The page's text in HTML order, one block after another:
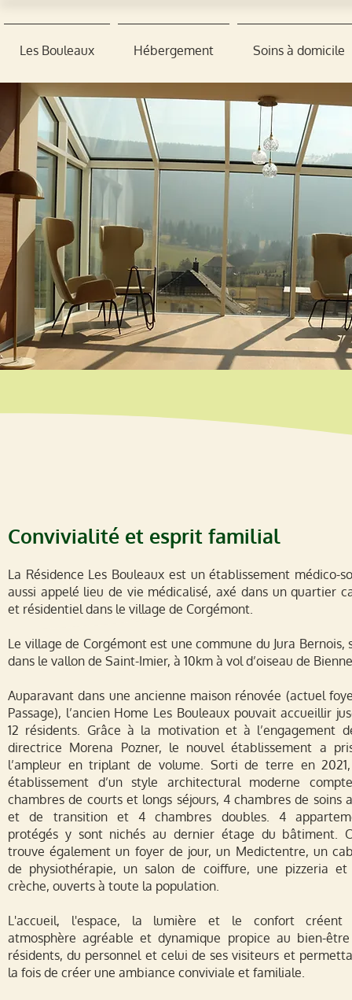
Les Bouleaux Hébergement Soins à domicile
Convivialité et esprit familial
La Résidence Les Bouleaux est un établissement médico-
aussi appelé lieu de vie médicalisé, axé dans un quartier
et résidentiel dans le village de Corgémont.
Le village de Corgémont est une commune du Jura Bernois,
dans le vallon de Saint-Imier, à 10km à vol d’oiseau de
Auparavant dans une ancienne maison rénovée (actuel
Passage), l’ancien Home Les Bouleaux pouvait accueillir
12 résidents. Grâce à la motivation et à l’engagement
directrice Morena Pozner, le nouvel établissement a
l’ampleur en triplant de volume. Sorti de terre en
établissement d’un style architectural moderne
chambres de courts et longs séjours, 4 chambres de soins
et de transition et 4 chambres doubles. 4
protégés y sont nichés au dernier étage du bâtiment.
trouve également un foyer de jour, un Medictentre, un
de physiothérapie, un salon de coiffure, une pizzeria et
crèche, ouverts à toute la population.
L'accueil, l'espace, la lumière et le confort créent
atmosphère agréable et dynamique propice au bien-
résidents, du personnel et celui de ses visiteurs et
la fois de créer une ambiance conviviale et familiale.